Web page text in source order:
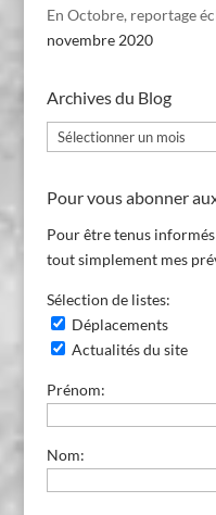
En Octobre, reportage
novembre 2020
Archives du Blog
Archives
du
Pour vous abonner
Pour être tenus
tout simplement mes
Sélection de listes:
Déplacements
Actualités du site
Prénom:
Nom: